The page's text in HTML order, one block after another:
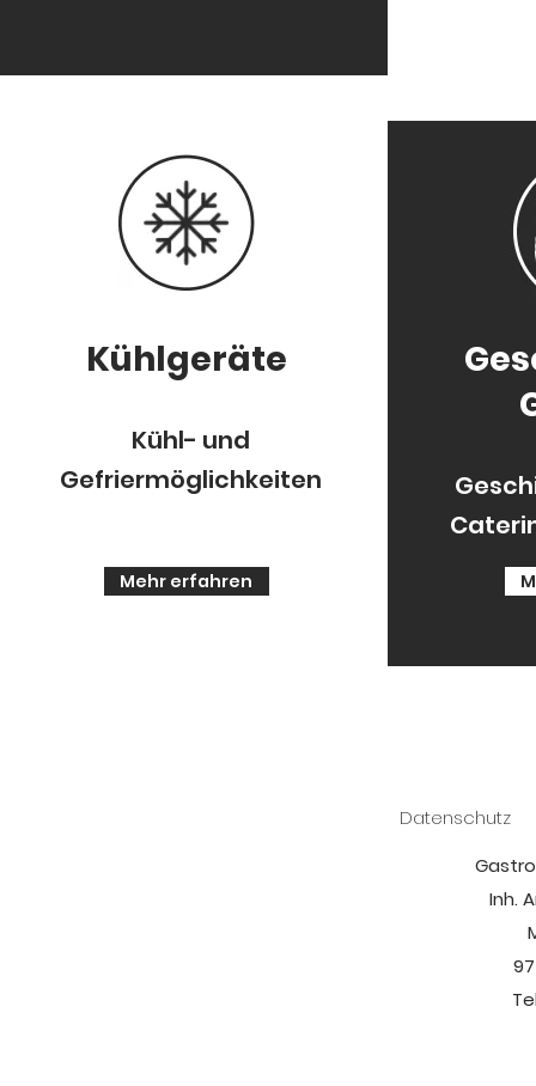
Kühlgeräte
Kühl- und
Gefriermöglichkeiten
Mehr erfahren
Datenschutz
Inh.